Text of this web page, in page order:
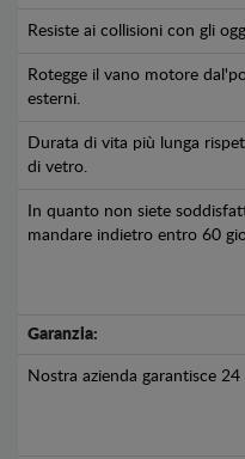
Resiste ai collisioni con gli
Rotegge il vano motore
esterni.
Durata di vita più lunga
di vetro.
In quanto non siete
mandare indietro entro 60
Garanzia:
Nostra azienda garantisce